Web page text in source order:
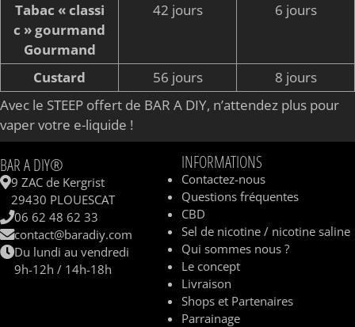
Tabac « classi
c » gourmand
Gourmand
42 jours 6 jours
Custard 56 jours
8 jours
Avec le STEEP offert de BAR A DIY, n’attendez plus pour
vaper votre e-liquide !
BAR A DIY®
9 ZAC de Kergrist
29430 PLOUESCAT
06 62 48 62 33
contact@baradiy.com
Du lundi au vendredi
9h-12h / 14h-18h
INFORMATIONS
Contactez-nous
Questions fréquentes
CBD
Sel de nicotine / nicotine saline
Qui sommes nous ?
Le concept
Livraison
Shops et Partenaires
Parrainage